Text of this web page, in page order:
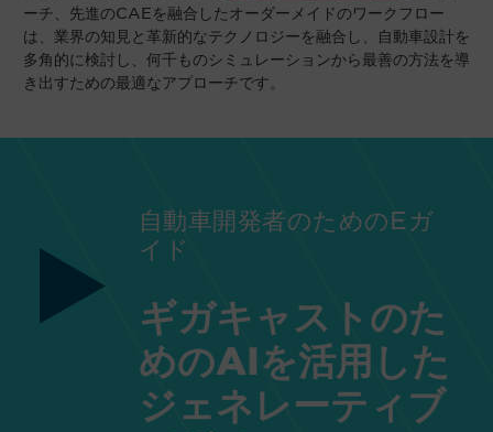
ーチ、先進のCAEを融合したオーダーメイドのワークフロー
は、業界の知見と革新的なテクノロジーを融合し、自動車設計を
多角的に検討し、何千ものシミュレーションから最善の方法を導
き出すための最適なアプローチです。
自動車開発者のためのEガ
イド
ギガキャストのた
めのAIを活用した
ジェネレーティブ